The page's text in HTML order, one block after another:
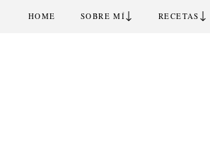
HOME SOBRE MÍ↓ RECETAS ↓